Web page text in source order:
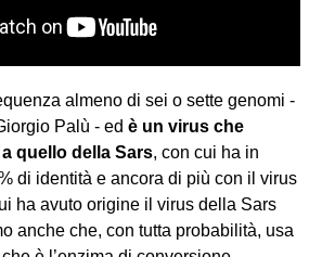
almeno di sei o sette genomi -
Palù - ed è un virus che
quello della Sars, con cui ha in
di identità e ancora di più con il virus
ha avuto origine il virus della Sars
anche che, con tutta probabilità, usa